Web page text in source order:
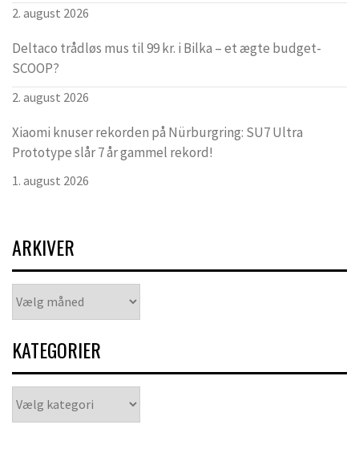
2. august 2026
Deltaco trådløs mus til 99 kr. i Bilka – et ægte budget-
SCOOP?
2. august 2026
Xiaomi knuser rekorden på Nürburgring: SU7 Ultra
Prototype slår 7 år gammel rekord!
1. august 2026
ARKIVER
KATEGORIER